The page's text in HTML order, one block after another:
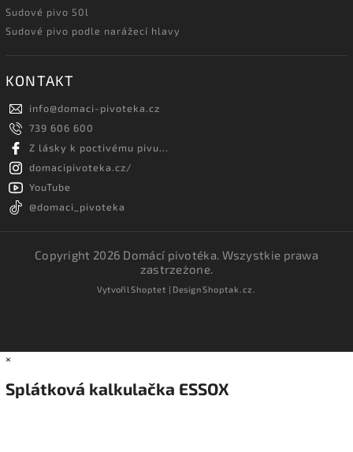
Sudové pivo 50l
Sudové pivo podle narážecí hlavy
KONTAKT
info@domaci-pivoteka.cz
739 606 600
Z lásky k poctivému pivu...
domacipivoteka.cz/
YouTube
@domaci_pivoteka
Copyright 2026 Domácí pivotéka. Wszystkie prawa
zastrzeżone.
VytvořilShoptet | DesignShoptak.cz.
×
Splátková kalkulačka ESSOX